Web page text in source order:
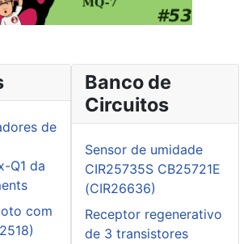
de
Q1 da
com
Banco de
Circuitos
Sensor de umidade
CIR25735S CB25721E
(CIR26636)
Receptor regenerativo
de 3 transistores